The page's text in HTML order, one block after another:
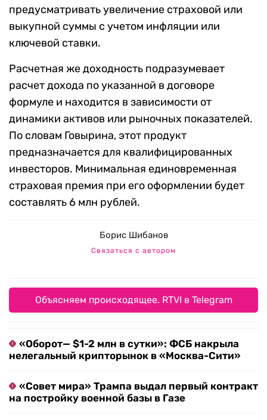
предусматривать увеличение страховой или
выкупной суммы с учетом инфляции или
ключевой ставки.
Расчетная же доходность подразумевает
расчет дохода по указанной в договоре
формуле и находится в зависимости от
динамики активов или рыночных показателей.
По словам Говырина, этот продукт
предназначается для квалифицированных
инвесторов. Минимальная единовременная
страховая премия при его оформлении будет
составлять 6 млн рублей.
Борис Шибанов
Связаться с автором
Объясняем происходящее. RTVI в Telegram
«Оборот— $1-2 млн в сутки»: ФСБ накрыла
нелегальный крипторынок в «Москва-Сити»
«Совет мира» Трампа выдал первый контракт
на постройку военной базы в Газе